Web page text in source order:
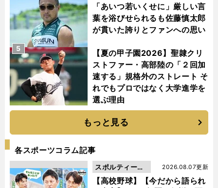
「あいつ若いくせに」厳しい言
葉を浴びせられるも佐藤慎太郎
が貫いた誇りとファンへの思い
【夏の甲子園2026】聖隷クリ
ストファー・高部陸の「２回加
速する」規格外のストレート そ
れでもプロではなく大学進学を
選ぶ理由
5
もっと見る
各スポーツコラム記事
【高校野球】【今だから語られ
2026.08.07更新
スポルティーバ
動画